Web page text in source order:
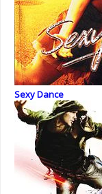
Sexy Dance